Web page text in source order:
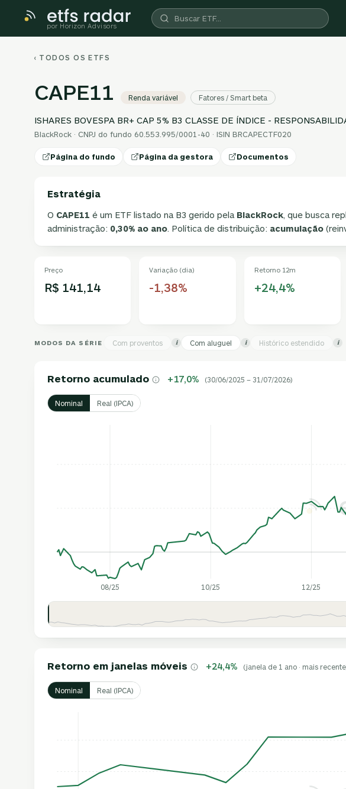
por Horizon Advisors
‹ TODOS OS ETFS
CAPE11 Renda variável Fatores / Smart beta
ISHARES BOVESPA BR+ CAP 5% B3 CLASSE DE ÍNDICE -
BlackRock · CNPJ do fundo 60.553.995/0001-40 · ISIN BRCAPECTF020
Página do fundo Página da gestora Documentos
Estratégia
O CAPE11 é um ETF listado na B3 gerido pela BlackRock, que busca
administração: 0,30% ao ano. Política de distribuição: acumulação
Preço
R$ 141,14
Variação (dia)
-1,38%
Retorno 12m
+24,4%
MODOS DA SÉRIE Com proventos i Com aluguel i Histórico estendido i
Retorno acumulado +17,0% (30/06/2025 – 31/07/2026)
Nominal Real (IPCA)
08/25 10/25 12/25
Retorno em janelas móveis +24,4% (janela de 1 ano · mais
Nominal Real (IPCA)